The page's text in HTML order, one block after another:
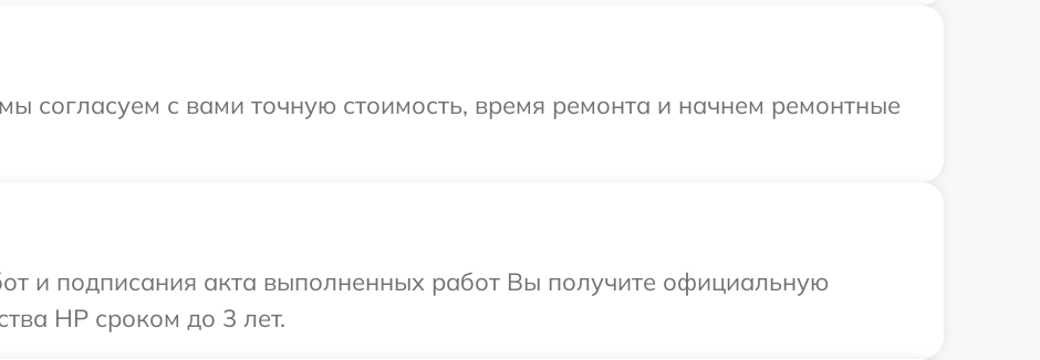
согласуем с вами точную стоимость, время ремонта и начнем ремонтные
и подписания акта выполненных работ Вы получите официальную
HP сроком до 3 лет.